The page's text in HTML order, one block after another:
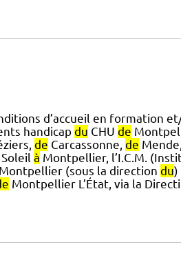
d’accueil en formation
handicap du CHU de
de Carcassonne, de Mende,
à Montpellier, l’I.C.M.
Montpellier (sous la direction du)
Montpellier L’État, via la